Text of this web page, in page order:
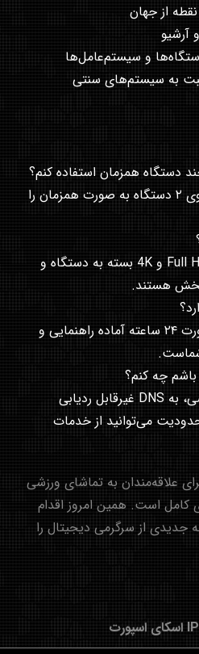
از جهان
آرشیو
و سیستم‌عامل‌ها
به سیستم‌های سنتی
دستگاه همزمان استفاده کنم؟
بله، ارگون امکان استفاده روی ۲ دستگاه به صورت همزمان را
تمامی کانال‌ها با کیفیت Full HD و 4K بسته به دستگاه و
هستند.
بله، تیم پشتیبانی ما به صورت ۲۴ ساعته آماده راهنمایی و
چه کنم؟
با خرید سرور VIP اختصاصی، به DNS غیرقابل ردیابی
می‌توانید از خدمات
علاقه‌مندان به تماشای ورزشی
کامل است. همین امروز اقدام
جدیدی از سرگرمی دیجیتال را